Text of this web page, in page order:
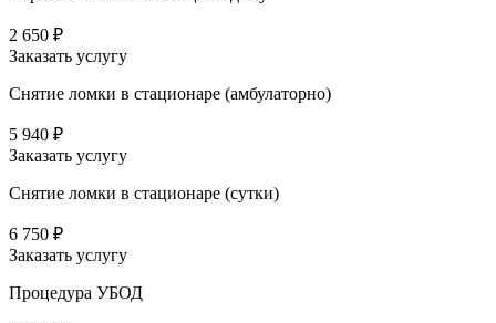
2 650 ₽
Заказать услугу
Снятие ломки в стационаре (амбулаторно)
5 940 ₽
Заказать услугу
Снятие ломки в стационаре (сутки)
6 750 ₽
Заказать услугу
Процедура УБОД